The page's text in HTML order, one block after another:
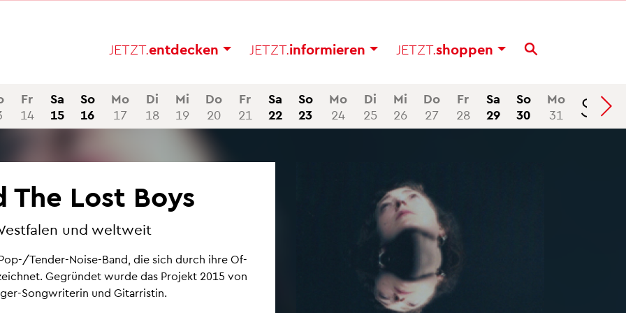
JETZT.ent­de­cken JETZT.in­for­mie­ren JETZT.shop­pen
Fr
14
Sa
15
So
16
Mo
17
Di
18
Mi
19
Do
20
Fr
21
Sa
22
So
23
Mo
24
Di
25
Mi
26
Do
27
Fr
28
Sa
29
So
30
Mo
31
The Lost Boys
und welt­weit
Ten­der-Noise-Band, die sich durch ihre Of­
Ge­grün­det wurde das Pro­jekt 2015 von
Song­wri­te­rin und Gi­tar­ris­tin.